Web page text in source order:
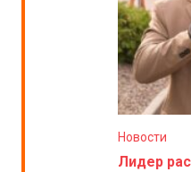
Новости
Лидер